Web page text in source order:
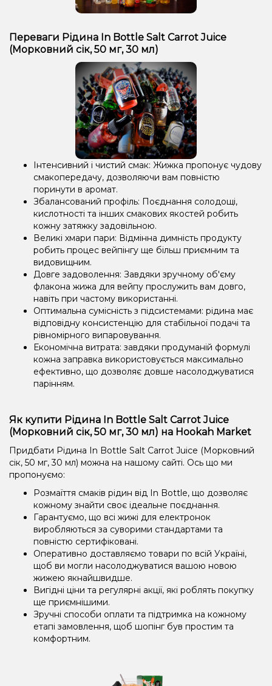
Переваги Рідина In Bottle Salt Carrot Juice
(Морковний сік, 50 мг, 30 мл)
Інтенсивний і чистий смак: Жижка пропонує чудову
смакопередачу, дозволяючи вам повністю
поринути в аромат.
Збалансований профіль: Поєднання солодощі,
кислотності та інших смакових якостей робить
кожну затяжку задовільною.
Великі хмари пари: Відмінна димність продукту
робить процес вейпінгу ще більш приємним та
видовищним.
Довге задоволення: Завдяки зручному об'єму
флакона жижа для вейпу прослужить вам довго,
навіть при частому використанні.
Оптимальна сумісність з підсистемами: рідина має
відповідну консистенцію для стабільної подачі та
рівномірного випаровування.
Економічна витрата: завдяки продуманій формулі
кожна заправка використовується максимально
ефективно, що дозволяє довше насолоджуватися
парінням.
Як купити Рідина In Bottle Salt Carrot Juice
(Морковний сік, 50 мг, 30 мл) на Hookah Market
Придбати Рідина In Bottle Salt Carrot Juice (Морковний
сік, 50 мг, 30 мл) можна на нашому сайті. Ось що ми
пропонуємо:
Розмаїття смаків рідин від In Bottle, що дозволяє
кожному знайти своє ідеальне поєднання.
Гарантуємо, що всі жижі для електронок
виробляються за суворими стандартами та
повністю сертифіковані.
Оперативно доставляємо товари по всій Україні,
щоб ви могли насолоджуватися вашою новою
жижею якнайшвидше.
Вигідні ціни та регулярні акції, які роблять покупку
ще приємнішими.
Зручні способи оплати та підтримка на кожному
етапі замовлення, щоб шопінг був простим та
комфортним.